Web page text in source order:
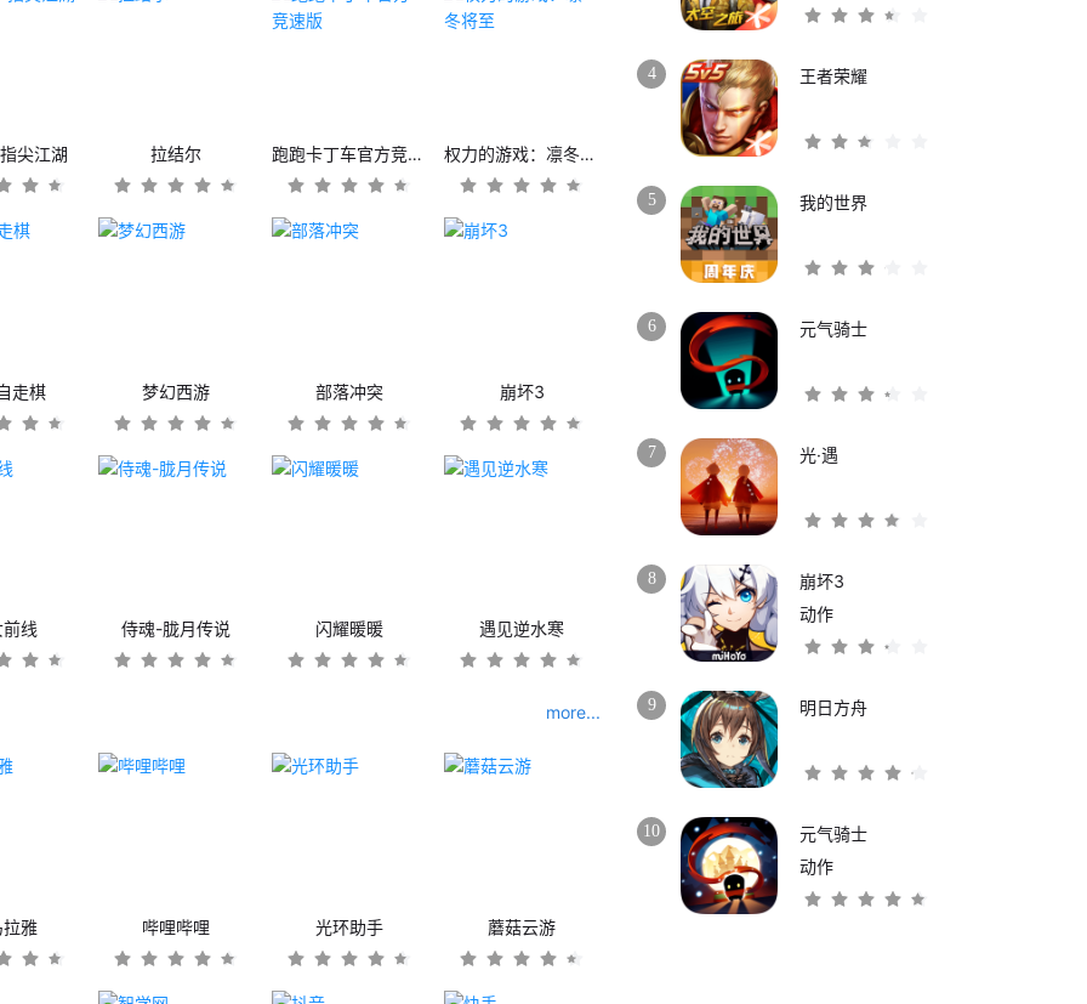
尖江湖 拉结尔 跑跑卡丁车官方竞速版 权力的游戏：凛冬将至
走棋 梦幻西游 部落冲突 崩坏3
线 侍魂-胧月传说 闪耀暖暖 遇见逆水寒
more...
雅 哔哩哔哩 光环助手 蘑菇云游
4 王者荣耀
5 我的世界
6 元气骑士
7 光·遇
8
崩坏3
动作
9 明日方舟
10
元气骑士
动作